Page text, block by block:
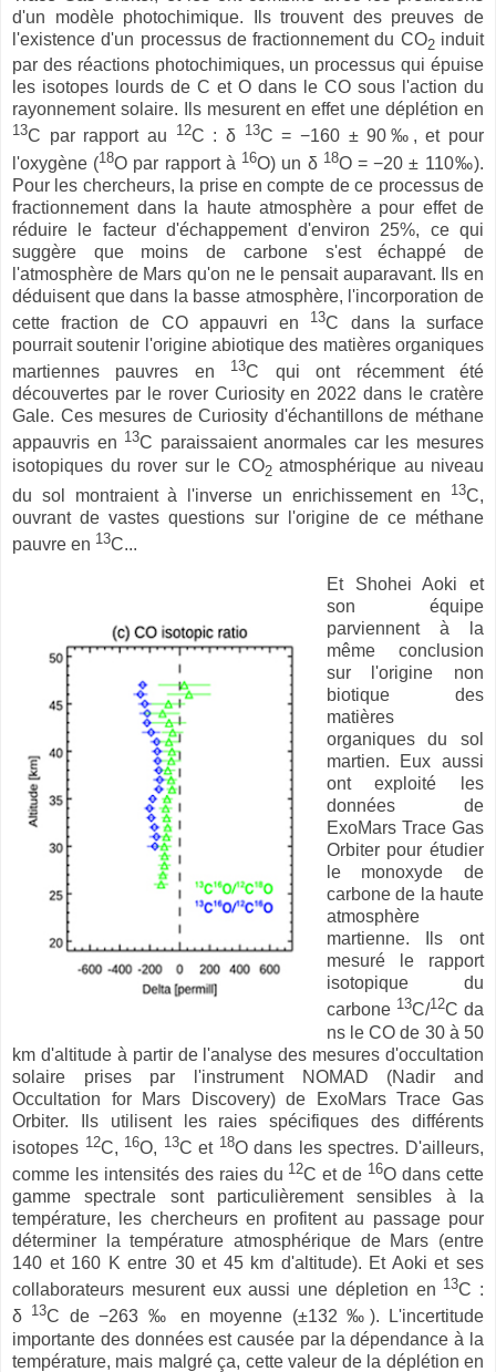
d'un modèle photochimique. Ils trouvent des preuves de
l'existence d'un processus de fractionnement du CO2induit
par des réactions photochimiques, un processus qui épuise
les isotopes lourds de C et O dans le CO sous l'action du
rayonnement solaire. Ils mesurent en effet une déplétion en
13C par rapport au 12C : δ 13C = −160 ± 90‰, et pour
l'oxygène (18O par rapport à 16O) un δ 18O = −20 ± 110‰).
Pour les chercheurs, la prise en compte de ce processus de
fractionnement dans la haute atmosphère a pour effet de
réduire le facteur d'échappement d'environ 25%, ce qui
suggère que moins de carbone s'est échappé de
l'atmosphère de Mars qu'on ne le pensait auparavant. Ils en
déduisent que dans la basse atmosphère, l'incorporation de
cette fraction de CO appauvri en
13C dans la surface
pourrait soutenir l'origine abiotique des matières organiques
martiennes pauvres en
13C qui ont récemment été
découvertes par le rover Curiosity en 2022 dans le cratère
Gale. Ces mesures de Curiosity d'échantillons de méthane
appauvris en 13C paraissaient anormales car les mesures
isotopiques du rover sur le CO2 atmosphérique au niveau
du sol montraient à l'inverse un enrichissement en
13C,
ouvrant de vastes questions sur l'origine de ce méthane
pauvre en 13C...
Et Shohei Aoki et
son équipe
parviennent à la
même conclusion
sur l'origine non
biotique des
matières
organiques du sol
martien. Eux aussi
ont exploité les
données de
ExoMars Trace Gas
Orbiter pour étudier
le monoxyde de
carbone de la haute
atmosphère
martienne. Ils ont
mesuré le rapport
isotopique du
carbone 13C/12C da
ns le CO de 30 à 50
km d'altitude à partir de l'analyse des mesures d'occultation
solaire prises par l'instrument NOMAD (Nadir and
Occultation for Mars Discovery) de ExoMars Trace Gas
Orbiter. Ils utilisent les raies spécifiques des différents
isotopes 12C, 16O, 13C et 18O dans les spectres. D'ailleurs,
comme les intensités des raies du 12C et de 16O dans cette
gamme spectrale sont particulièrement sensibles à la
température, les chercheurs en profitent au passage pour
déterminer la température atmosphérique de Mars (entre
140 et 160 K entre 30 et 45 km d'altitude). Et Aoki et ses
collaborateurs mesurent eux aussi une dépletion en 13C :
δ 13C de −263 ‰ en moyenne (±132 ‰). L'incertitude
importante des données est causée par la dépendance à la
température, mais malgré ça, cette valeur de la déplétion en